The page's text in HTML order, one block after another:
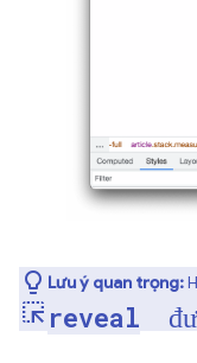
Lưu ý quan trọng:
ink_selection reveal